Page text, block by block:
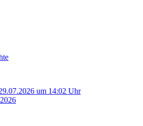
um 14:02 Uhr